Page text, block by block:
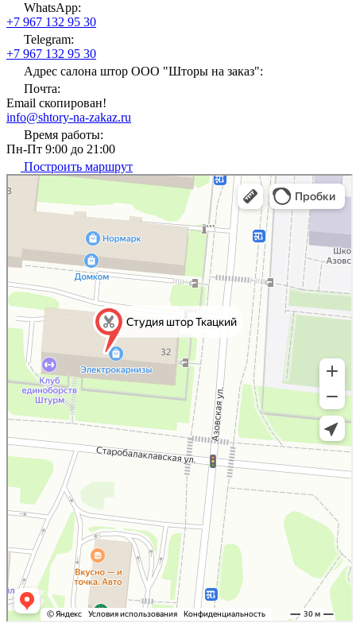
WhatsApp:
+7 967 132 95 30
Telegram:
+7 967 132 95 30
Адрес салона штор ООО "Шторы на заказ":
Почта:
Email скопирован!
info@shtory-na-zakaz.ru
Время работы:
Пн-Пт 9:00 до 21:00
Построить маршрут